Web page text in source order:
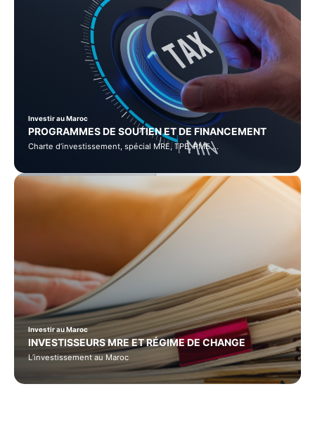
Investir au Maroc
PROGRAMMES DE SOUTIEN ET DE FINANCEMENT
Charte d’investissement, spécial MRE, TPE, PME …
Investir au Maroc
INVESTISSEURS MRE ET RÉGIME DE CHANGE
L’investissement au Maroc